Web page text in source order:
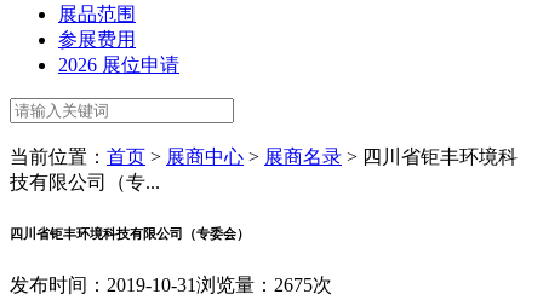
展品范围
参展费用
2026 展位申请
当前位置： 首页 > 展商中心 > 展商名录 > 四川省钜丰环境科
技有限公司（专...
四川省钜丰环境科技有限公司（专委会）
发布时间：2019-10-31浏览量：2675次